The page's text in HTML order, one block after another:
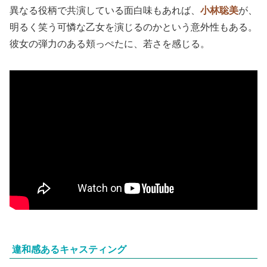
異なる役柄で共演している面白味もあれば、 小林聡美が、
明るく笑う可憐な乙女を演じるのかという意外性もある。
彼女の弾力のある頬っぺたに、若さを感じる。
違和感あるキャスティング